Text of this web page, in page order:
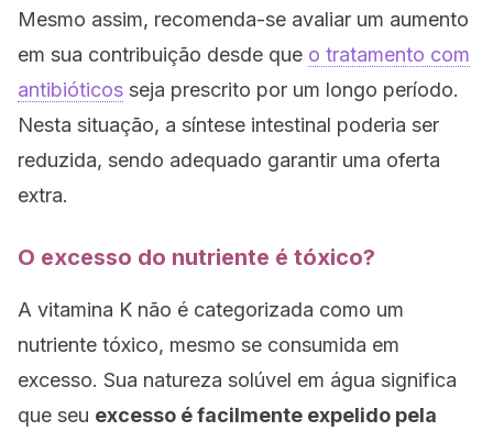
Mesmo assim, recomenda-se avaliar um aumento
em sua contribuição desde que o tratamento com
antibióticos seja prescrito por um longo período.
Nesta situação, a síntese intestinal poderia ser
reduzida, sendo adequado garantir uma oferta
extra.
O excesso do nutriente é tóxico?
A vitamina K não é categorizada como um
nutriente tóxico, mesmo se consumida em
excesso. Sua natureza solúvel em água significa
que seu excesso é facilmente expelido pela